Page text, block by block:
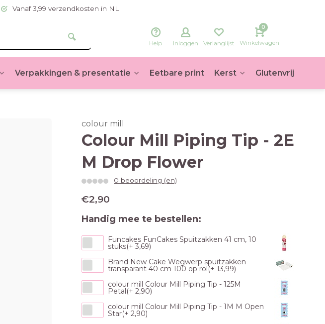
Vanaf 3,99 verzendkosten in NL
Help Inloggen Verlanglijst
0
Winkelwagen
Verpakkingen & presentatie Eetbare print Kerst Glutenvrij
colour mill
Colour Mill Piping Tip - 2E
M Drop Flower
0 beoordeling (en)
€2,90
Handig mee te bestellen:
Funcakes FunCakes Spuitzakken 41 cm, 10
stuks(+ 3,69)
Brand New Cake Wegwerp spuitzakken
transparant 40 cm 100 op rol(+ 13,99)
colour mill Colour Mill Piping Tip - 125M
Petal(+ 2,90)
colour mill Colour Mill Piping Tip - 1M M Open
Star(+ 2,90)